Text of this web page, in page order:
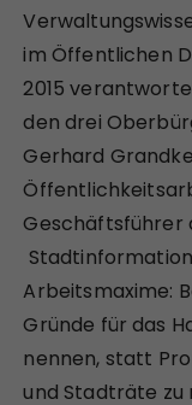
im Öffentlichen
2015
den drei
Gerhard
Geschäftsführer
Arbeitsmaxime:
Gründe für das
nennen, statt
und Stadträte zu